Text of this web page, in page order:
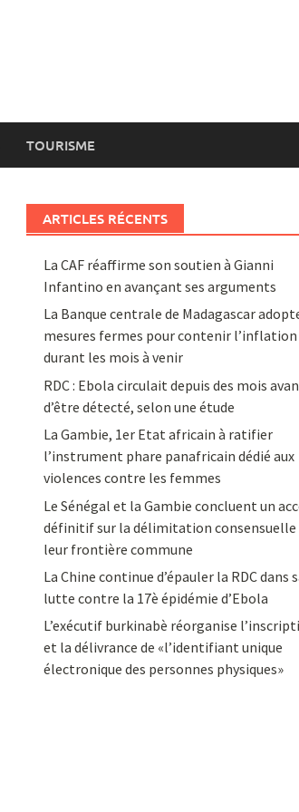
TOURISME
ARTICLES RÉCENTS
La CAF réaffirme son soutien à Gianni
Infantino en avançant ses arguments
La Banque centrale de Madagascar
mesures fermes pour contenir l’inflation
durant les mois à venir
RDC : Ebola circulait depuis des mois
d’être détecté, selon une étude
La Gambie, 1er Etat africain à ratifier
l’instrument phare panafricain dédié aux
violences contre les femmes
Le Sénégal et la Gambie concluent un
définitif sur la délimitation consensuelle
leur frontière commune
La Chine continue d’épauler la RDC dans
lutte contre la 17è épidémie d’Ebola
L’exécutif burkinabè réorganise
et la délivrance de «l’identifiant unique
électronique des personnes physiques»